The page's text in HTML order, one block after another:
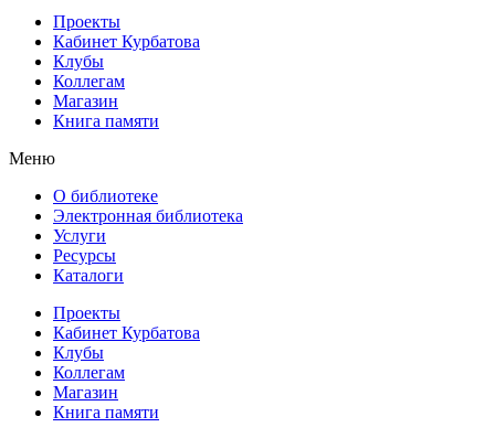
Проекты
Кабинет Курбатова
Клубы
Коллегам
Магазин
Книга памяти
Меню
О библиотеке
Электронная библиотека
Услуги
Ресурсы
Каталоги
Проекты
Кабинет Курбатова
Клубы
Коллегам
Магазин
Книга памяти